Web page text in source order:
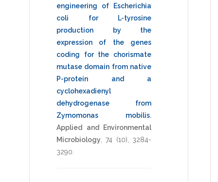
engineering of Escherichia
coli for L-tyrosine
production by the
expression of the genes
coding for the chorismate
mutase domain from native
P-protein and a
cyclohexadienyl
dehydrogenase from
Zymomonas mobilis.
Applied and Environmental
Microbiology ,74 (10), 3284-
3290